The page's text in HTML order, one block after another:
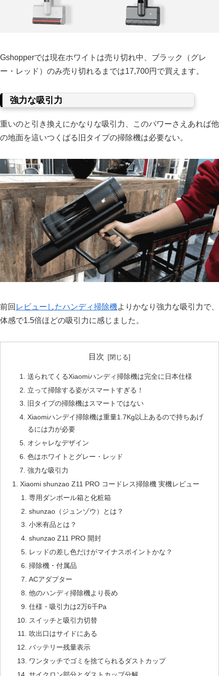
Gshopperでは現在ホワイトは売り切れ中、ブラック（グレ
ー・レッド）のみ売り切れるまでは17,700円で買えます。
強力な吸引力
重いのと引き換えにかなりな吸引力、このパワーさえあれば他
の地面を這いつくばる旧タイプの掃除機は必要ない。
前回 レビューしたハンディ掃除機よりかなり強力な吸引力で、
体感で1.5倍ほどの吸引力に感じました。
目次
送られてくるXiaomiハンディ掃除機は完全に日本仕様
立って掃除する姿がスマートすぎる！
旧タイプの掃除機はスマートではない
Xiaomiハンデイ掃除機は重量1.7Kg以上あるので持ちあげ
るには力が必要
オシャレなデザイン
色はホワイトとグレー・レッド
強力な吸引力
Xiaomi shunzao Z11 PRO コードレス掃除機 実機レビュー
専用ダンボール箱と化粧箱
shunzao（ジュンゾウ）とは？
小米有品とは？
shunzao Z11 PRO 開封
レッドの差し色だけがマイナスポイントかな？
掃除機・付属品
ACアダプター
他のハンディ掃除機より長め
仕様・吸引力は2万6千Pa
スイッチと吸引力切替
吹出口はサイドにある
バッテリー残量表示
ワンタッチでゴミを捨てられるダストカップ